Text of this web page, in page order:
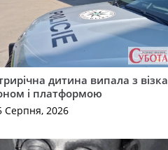
дитина випала з візка
і платформою
Серпня, 2026